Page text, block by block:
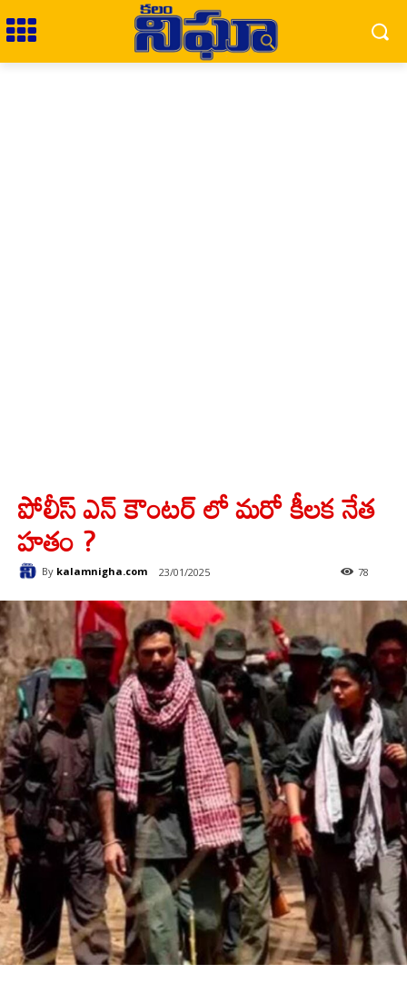
పోలీస్ ఎన్ కౌంటర్ లో మరో కీలక నేత
హతం ?
By kalamnigha.com 23/01/2025 78